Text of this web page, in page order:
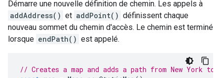
Démarre une nouvelle définition de chemin. Les appels à
addAddress() et addPoint() définissent chaque
nouveau sommet du chemin d'accès. Le chemin est terminé
lorsque endPath() est appelé.
// Creates a map and adds a path from New York to